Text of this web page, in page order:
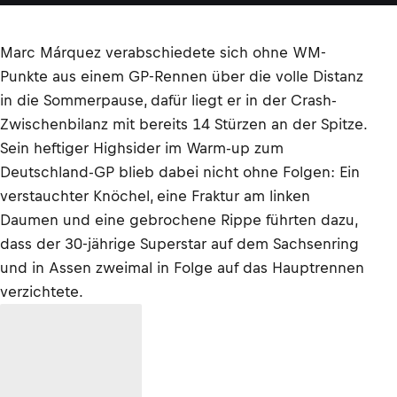
Marc Márquez verabschiedete sich ohne WM-
Punkte aus einem GP-Rennen über die volle Distanz
in die Sommerpause, dafür liegt er in der Crash-
Zwischenbilanz mit bereits 14 Stürzen an der Spitze.
Sein heftiger Highsider im Warm-up zum
Deutschland-GP blieb dabei nicht ohne Folgen: Ein
verstauchter Knöchel, eine Fraktur am linken
Daumen und eine gebrochene Rippe führten dazu,
dass der 30-jährige Superstar auf dem Sachsenring
und in Assen zweimal in Folge auf das Hauptrennen
verzichtete.